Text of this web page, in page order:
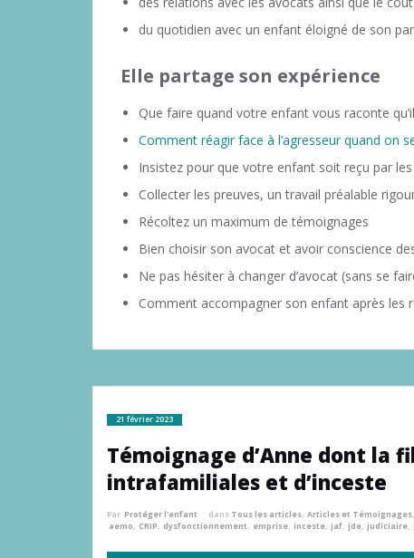
du quotidien avec un enfant éloigné de son
Elle partage son expérience
Que faire quand votre enfant vous raconte
Comment réagir face à l’agresseur quand on
Insistez pour que votre enfant soit reçu par les
Collecter les preuves, un travail préalable
Récoltez un maximum de témoignages
Bien choisir son avocat et avoir conscience
Ne pas hésiter à changer d’avocat (sans se
Comment accompagner son enfant après les
21 février 2023
Témoignage d’Anne dont la
intrafamiliales et d’inceste
Par Protéger l'enfant dans Tous les articles, Articles et Témoignages,
aemo, CRIP, dysfonctionnement, emprise, inceste, jaf, jde, judiciaire,